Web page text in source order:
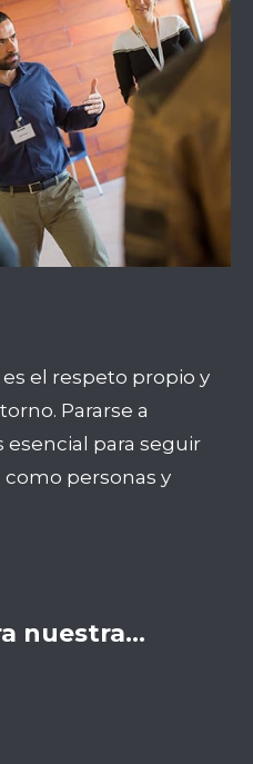
el respeto propio y
Pararse a
esencial para seguir
personas y
nuestra…